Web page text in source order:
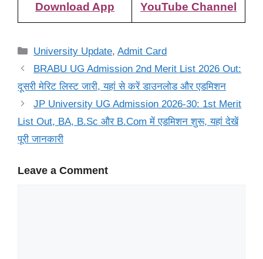
Download App YouTube Channel
Categories
University Update,Admit Card
BRABU UG Admission 2nd Merit List 2026 Out:
दूसरी मेरिट लिस्ट जारी, यहां से करें डाउनलोड और एडमिशन
JP University UG Admission 2026-30: 1st Merit
List Out, BA, B.Sc और B.Com में एडमिशन शुरू, यहां देखें
पूरी जानकारी
Leave a Comment